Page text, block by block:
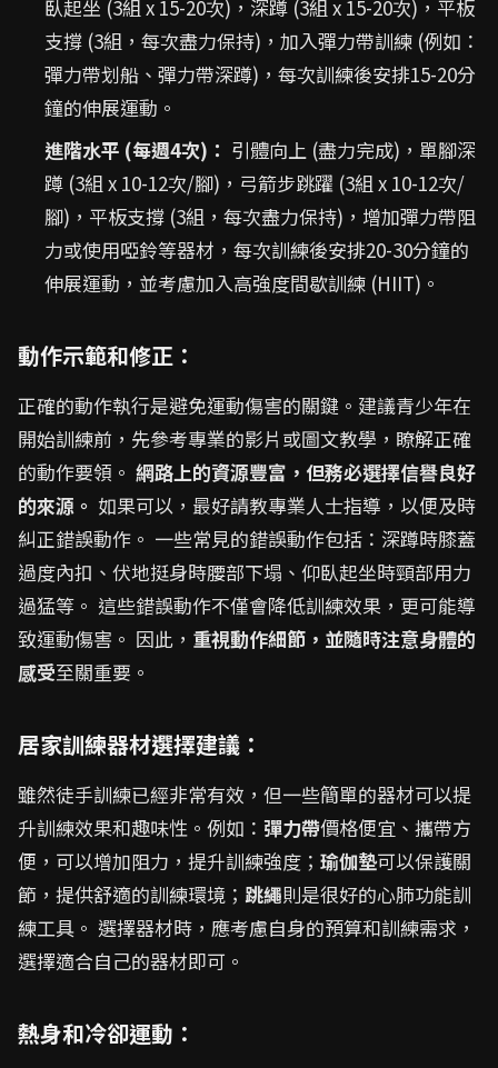
臥起坐 (3組 x 15-20次)，深蹲 (3組 x 15-20次)，平板
支撐 (3組，每次盡力保持)，加入彈力帶訓練 (例如：
彈力帶划船、彈力帶深蹲)，每次訓練後安排15-20分
鐘的伸展運動。
進階水平 (每週4次)： 引體向上 (盡力完成)，單腳深
蹲 (3組 x 10-12次/腳)，弓箭步跳躍 (3組 x 10-12次/
腳)，平板支撐 (3組，每次盡力保持)，增加彈力帶阻
力或使用啞鈴等器材，每次訓練後安排20-30分鐘的
伸展運動，並考慮加入高強度間歇訓練 (HIIT)。
動作示範和修正：
正確的動作執行是避免運動傷害的關鍵。建議青少年在
開始訓練前，先參考專業的影片或圖文教學，瞭解正確
的動作要領。 網路上的資源豐富，但務必選擇信譽良好
的來源。 如果可以，最好請教專業人士指導，以便及時
糾正錯誤動作。 一些常見的錯誤動作包括：深蹲時膝蓋
過度內扣、伏地挺身時腰部下塌、仰臥起坐時頸部用力
過猛等。 這些錯誤動作不僅會降低訓練效果，更可能導
致運動傷害。 因此， 重視動作細節，並隨時注意身體的
感受至關重要。
居家訓練器材選擇建議：
雖然徒手訓練已經非常有效，但一些簡單的器材可以提
升訓練效果和趣味性。例如： 彈力帶價格便宜、攜帶方
便，可以增加阻力，提升訓練強度； 瑜伽墊可以保護關
節，提供舒適的訓練環境； 跳繩則是很好的心肺功能訓
練工具。 選擇器材時，應考慮自身的預算和訓練需求，
選擇適合自己的器材即可。
熱身和冷卻運動：